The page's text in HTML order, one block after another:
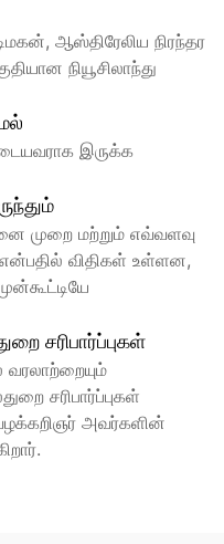
ஆஸ்திரேலிய நிரந்தர
நியூசிலாந்து
இருக்க
முறை மற்றும் எவ்வளவு
விதிகள் உள்ளன,
சரிபார்ப்புகள்
வரலாற்றையும்
சரிபார்ப்புகள்
அவர்களின்